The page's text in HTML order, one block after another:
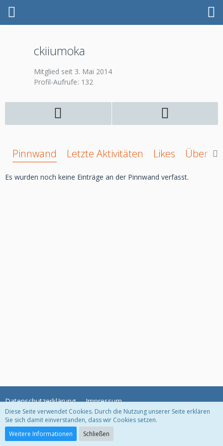
ckiiumoka
Mitglied seit 3. Mai 2014
Profil-Aufrufe 132
Pinnwand Letzte Aktivitäten Likes Über
Es wurden noch keine Einträge an der Pinnwand verfasst.
Datenschutzerklärung Impressum
Community-Software:
Diese Seite verwendet Cookies. Durch die Nutzung unserer Seite erklären
Sie sich damit einverstanden, dass wir Cookies setzen.
Weitere Informationen
Schließen